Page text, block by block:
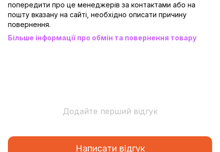
попередити про це менеджерів за контактами або на
пошту вказану на сайті, необхідно описати причину
повернення.
Більше інформації про обмін та повернення товару
Додайте перший відгук
Написати відгук